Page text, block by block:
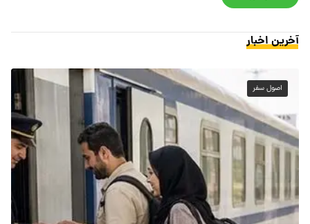
آخرین اخبار
اصول سفر